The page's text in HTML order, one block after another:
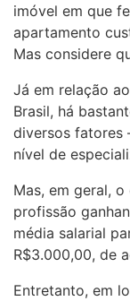
imóvel em que
apartamento
Mas considere
Já em relação
Brasil, há
diversos fatores
nível de
Mas, em geral,
profissão
média salarial
R$3.000,00, de
Entretanto, em